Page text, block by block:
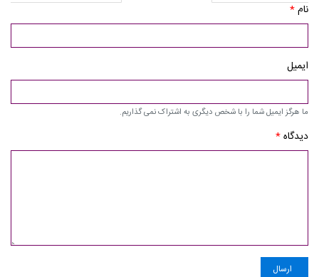
نام*
ایمیل
ما هرگز ایمیل شما را با شخص دیگری به اشتراک نمی گذاریم.
دیدگاه*
ارسال